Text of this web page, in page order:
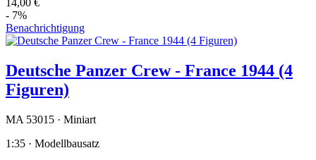
14,00 €
- 7%
Benachrichtigung
Deutsche Panzer Crew - France 1944 (4
Figuren)
MA 53015 · Miniart
1:35 · Modellbausatz